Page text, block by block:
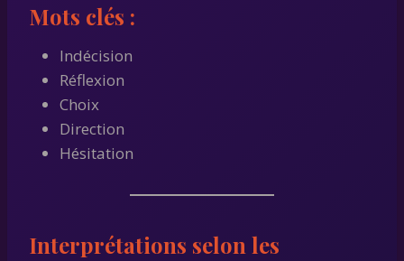
Mots clés :
Indécision
Réflexion
Choix
Direction
Hésitation
Interprétations selon les